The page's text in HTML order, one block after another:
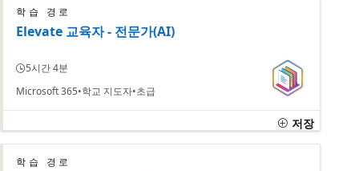
학습 경로
Elevate 교육자 - 전문가(AI)
5시간 4분
Microsoft 365 학교 지도자 초급
저장
학습 경로